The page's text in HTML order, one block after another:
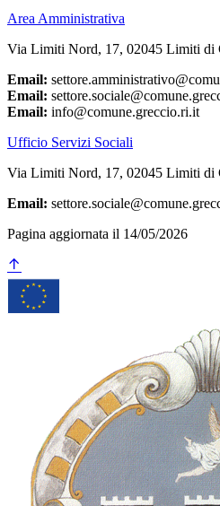
Area Amministrativa
Via Limiti Nord, 17, 02045 Limiti di
Email:
Email:
Email: info@comune.greccio.ri.it
Ufficio Servizi Sociali
Via Limiti Nord, 17, 02045 Limiti di
Email:
Pagina aggiornata il 14/05/2026